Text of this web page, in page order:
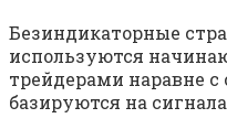
Безиндикаторные
используются
трейдерами наравне
базируются на